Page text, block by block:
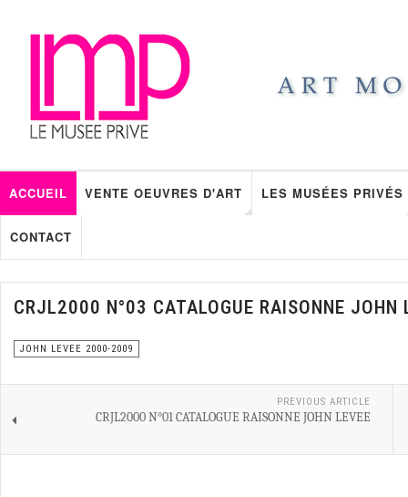
ACCUEIL VENTE OEUVRES D'ART LES MUSÉES PRIVÉS
CONTACT
CRJL2000 N°03 CATALOGUE RAISONNE JOHN
JOHN LEVEE 2000-2009
PREVIOUS ARTICLE
CRJL2000 N°01 CATALOGUE RAISONNE JOHN LEVEE